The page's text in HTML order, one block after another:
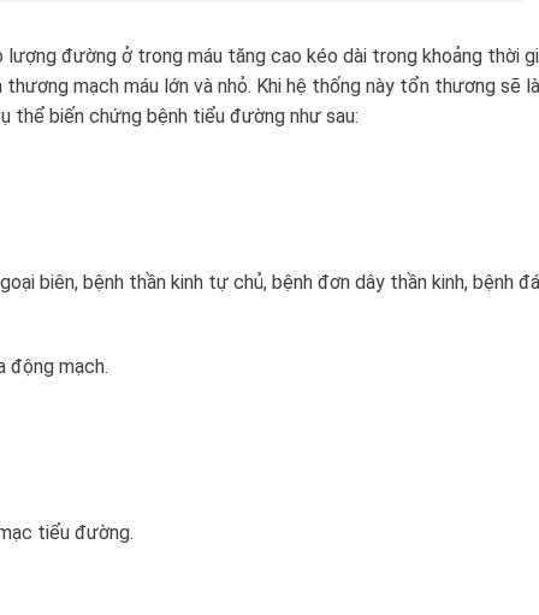
đường ở trong máu tăng cao kéo dài trong khoảng thời
mạch máu lớn và nhỏ. Khi hệ thống này tổn thương sẽ
thể biến chứng bệnh tiểu đường như sau:
biên, bệnh thần kinh tự chủ, bệnh đơn dây thần kinh, bệnh
động mạch.
tiểu đường.